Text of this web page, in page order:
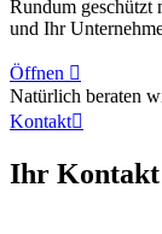
Rundum geschützt
und Ihr
Öffnen 
Natürlich beraten
Kontakt
Ihr Kontakt